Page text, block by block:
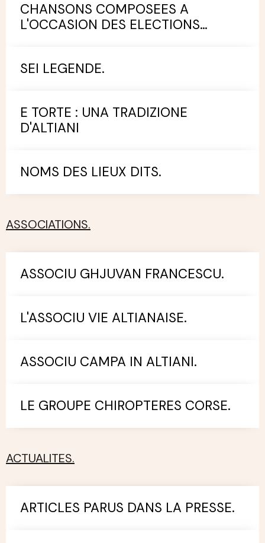
CHANSONS COMPOSEES A
L'OCCASION DES ELECTIONS
SEI LEGENDE.
E TORTE : UNA TRADIZIONE
D'ALTIANI
NOMS DES LIEUX DITS.
ASSOCIATIONS.
ASSOCIU GHJUVAN FRANCESCU.
L'ASSOCIU VIE ALTIANAISE.
ASSOCIU CAMPA IN ALTIANI.
LE GROUPE CHIROPTERES CORSE.
ACTUALITES.
ARTICLES PARUS DANS LA PRESSE.